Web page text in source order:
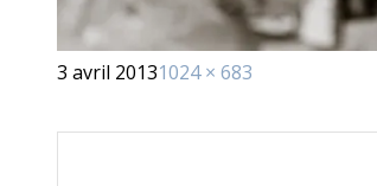
Publié
3 avril 2013Taille
1024 × 683